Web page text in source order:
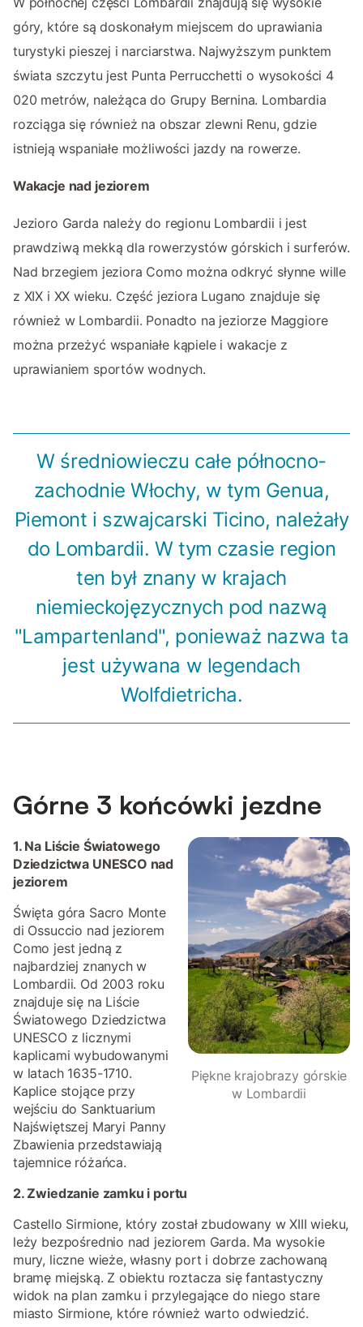
góry, które są doskonałym miejscem do uprawiania
turystyki pieszej i narciarstwa. Najwyższym punktem
świata szczytu jest Punta Perrucchetti o wysokości 4
020 metrów, należąca do Grupy Bernina. Lombardia
rozciąga się również na obszar zlewni Renu, gdzie
istnieją wspaniałe możliwości jazdy na rowerze.
Wakacje nad jeziorem
Jezioro Garda należy do regionu Lombardii i jest
prawdziwą mekką dla rowerzystów górskich i surferów.
Nad brzegiem jeziora Como można odkryć słynne wille
z XIX i XX wieku. Część jeziora Lugano znajduje się
również w Lombardii. Ponadto na jeziorze Maggiore
można przeżyć wspaniałe kąpiele i wakacje z
uprawianiem sportów wodnych.
W średniowieczu całe północno-
zachodnie Włochy, w tym Genua,
Piemont i szwajcarski Ticino, należały
do Lombardii. W tym czasie region
ten był znany w krajach
niemieckojęzycznych pod nazwą
"Lampartenland", ponieważ nazwa ta
jest używana w legendach
Wolfdietricha.
Górne 3 końcówki jezdne
Piękne krajobrazy górskie
w Lombardii
1. Na Liście Światowego
Dziedzictwa UNESCO nad
jeziorem
Święta góra Sacro Monte
di Ossuccio nad jeziorem
Como jest jedną z
najbardziej znanych w
Lombardii. Od 2003 roku
znajduje się na Liście
Światowego Dziedzictwa
UNESCO z licznymi
kaplicami wybudowanymi
w latach 1635-1710.
Kaplice stojące przy
wejściu do Sanktuarium
Najświętszej Maryi Panny
Zbawienia przedstawiają
tajemnice różańca.
2. Zwiedzanie zamku i portu
Castello Sirmione, który został zbudowany w XIII wieku,
leży bezpośrednio nad jeziorem Garda. Ma wysokie
mury, liczne wieże, własny port i dobrze zachowaną
bramę miejską. Z obiektu roztacza się fantastyczny
widok na plan zamku i przylegające do niego stare
miasto Sirmione, które również warto odwiedzić.